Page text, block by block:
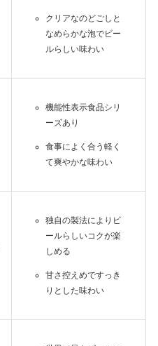
クリアなのどごしと
なめらかな泡でビー
ルらしい味わい
機能性表示食品シリ
ーズあり
食事によく合う軽く
て爽やかな味わい
独自の製法によりビ
ールらしいコクが楽
しめる
甘さ控えめですっき
りとした味わい